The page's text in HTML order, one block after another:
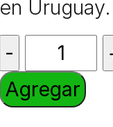
en Uruguay.
Pack
Posavasos
Redondos
Agregar